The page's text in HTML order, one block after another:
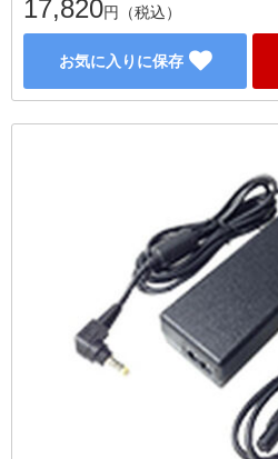
17,820円（税込）
お気に入りに保存